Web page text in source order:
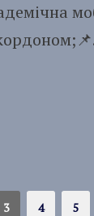
3 4 5